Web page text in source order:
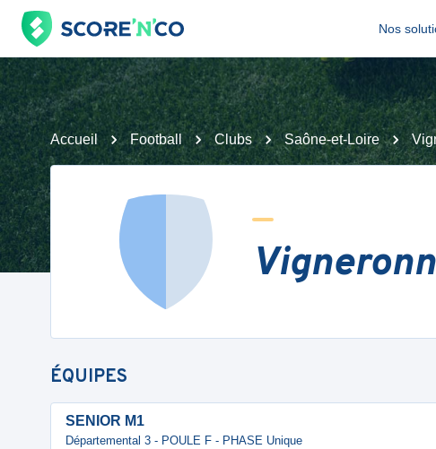
Nos
Accueil Football Clubs Saône-et-Loire
ÉQUIPES
SENIOR M1
Départemental 3 - POULE F - PHASE Unique